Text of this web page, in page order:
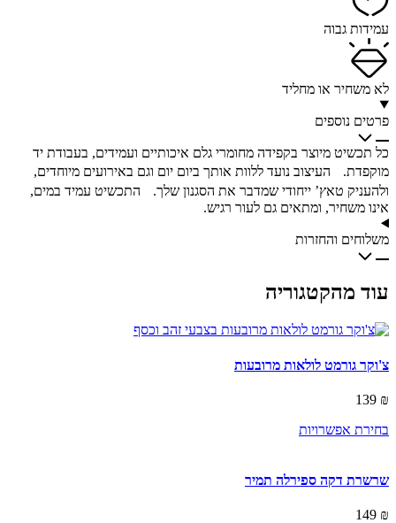
עמידות גבוה
לא משחיר או מחליד
פרטים נוספים
כל תכשיט מיוצר בקפידה מחומרי גלם איכותיים ועמידים, בעבודת יד
מוקפדת. העיצוב נועד ללוות אותך ביום יום וגם באירועים מיוחדים,
ולהעניק טאץ’ ייחודי שמדבר את הסגנון שלך. התכשיט עמיד במים,
אינו משחיר, ומתאים גם לעור רגיש.
משלוחים והחזרות
עוד מהקטגוריה
צ'וקר גורמט לולאות מרובעות
139 ₪
בחירת אפשרויות
multiple
שרשרת דקה ספירלה תמיר
149 ₪